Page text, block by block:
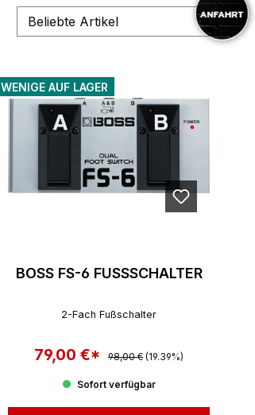
WENIGE AUF LAGER
BOSS FS-6 FUSSSCHALTER
2-Fach Fußschalter
Verkaufspreis:
79,00 €* Regulärer Preis:
98,00 € (19.39%)
Sofort verfügbar